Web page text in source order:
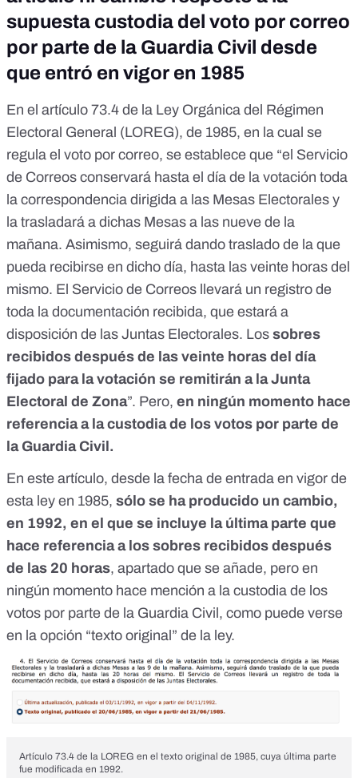
supuesta custodia del voto por correo
por parte de la Guardia Civil desde
que entró en vigor en 1985
En el artículo 73.4 de la Ley Orgánica del Régimen
Electoral General (LOREG), de 1985, en la cual se
regula el voto por correo, se establece que “el Servicio
de Correos conservará hasta el día de la votación toda
la correspondencia dirigida a las Mesas Electorales y
la trasladará a dichas Mesas a las nueve de la
mañana. Asimismo, seguirá dando traslado de la que
pueda recibirse en dicho día, hasta las veinte horas del
mismo. El Servicio de Correos llevará un registro de
toda la documentación recibida, que estará a
disposición de las Juntas Electorales. Los sobres
recibidos después de las veinte horas del día
fijado para la votación se remitirán a la Junta
Electoral de Zona”. Pero, en ningún momento hace
referencia a la custodia de los votos por parte de
la Guardia Civil.
En este artículo, desde la fecha de entrada en vigor de
esta ley en 1985, sólo se ha producido un cambio,
en 1992, en el que se incluye la última parte que
hace referencia a los sobres recibidos después
de las 20 horas, apartado que se añade, pero en
ningún momento hace mención a la custodia de los
votos por parte de la Guardia Civil, como puede verse
en la opción “texto original” de la ley.
Artículo 73.4 de la LOREG en el texto original de 1985, cuya última parte
fue modificada en 1992.